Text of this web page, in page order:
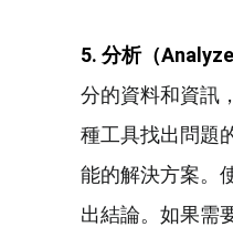
5. 分析（Analyze
分的資料和資訊
種工具找出問題
能的解決方案。
出結論。如果需